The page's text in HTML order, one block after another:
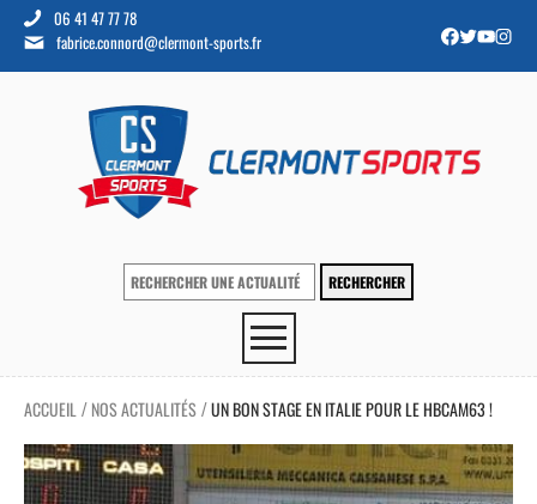
06 41 47 77 78
fabrice.connord@clermont-sports.fr
ACCUEIL / NOS ACTUALITÉS /UN BON STAGE EN ITALIE POUR LE HBCAM63 !